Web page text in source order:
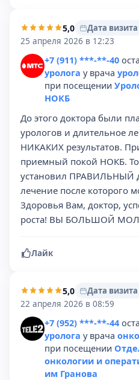
5,0
Дата визита
25 апреля 2026 в 12:23
+7 (911) ***-**-40
уролога у врача
при посещении
НОКБ
До этого доктора были
урологов и длительное
НИКАКИХ результатов.
приемный покой НОКБ.
установил ПРАВИЛЬНЫЙ
лечение после
Здоровья Вам, доктор,
роста! ВЫ БОЛЬШОЙ
Лайк
5,0
Дата
22 апреля 2026 в 08:59
+7 (952) ***-**-44
уролога у врача
при посещении
онкологии и
им Гранова